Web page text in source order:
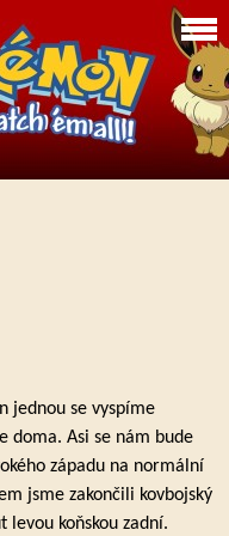
jednou se vyspíme
doma. Asi se nám bude
západu na normální
jsme zakončili kovbojský
levou koňskou zadní.